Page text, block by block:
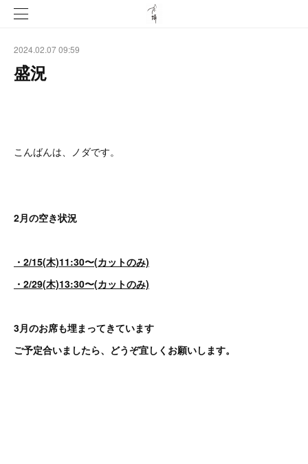
2024.02.07 09:59
盛況
こんばんは、ノダです。
2月の空き状況
・2/15(木)11:30〜(カットのみ)
・2/29(木)13:30〜(カットのみ)
3月のお席も埋まってきています
ご予定合いましたら、どうぞ宜しくお願いします。